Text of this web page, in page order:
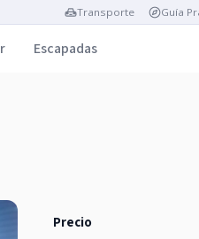
Transporte Guía
Escapadas
Precio